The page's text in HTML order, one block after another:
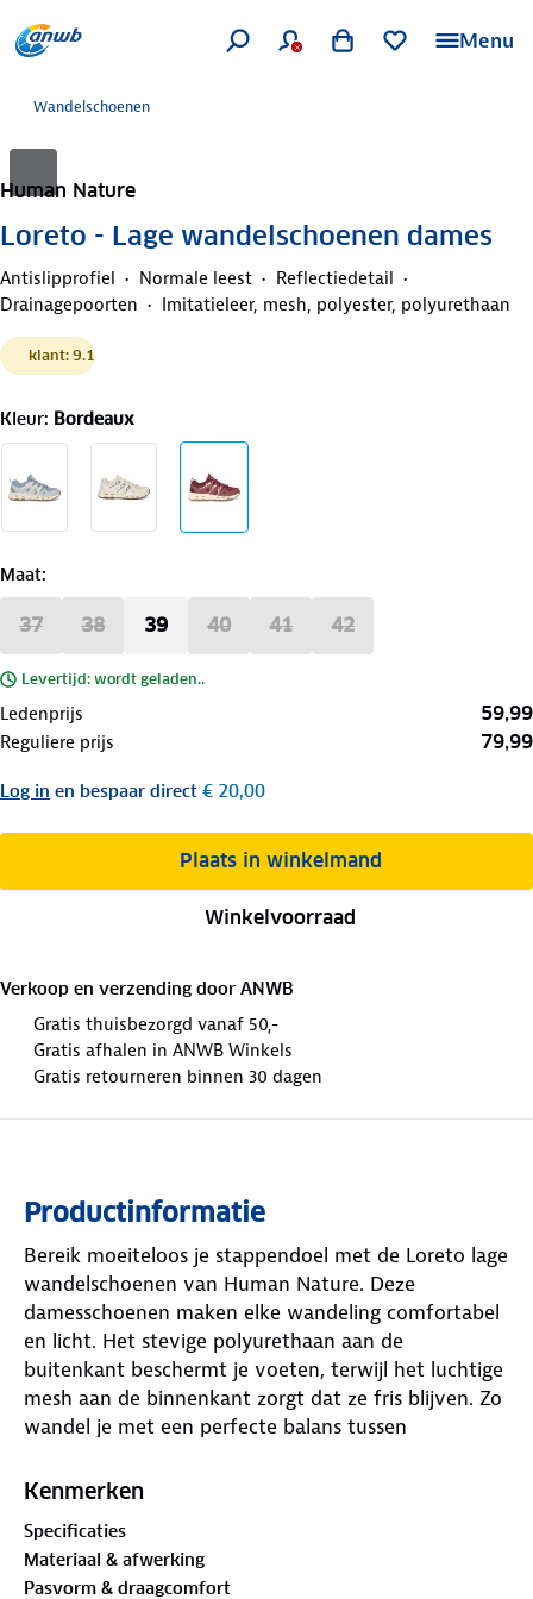
Menu
Wandelschoenen
Human Nature
Loreto - Lage wandelschoenen dames
Antislipprofiel Normale leest
Reflectiedetail
Drainagepoorten
Imitatieleer, mesh, polyester, polyurethaan
klant: 9.1
Kleur: Bordeaux
Maat:
37 38 39 40 41 42
Levertijd: wordt geladen..
Ledenprijs 59,99
Reguliere prijs 79,99
Log in en bespaar direct € 20,00
Plaats in winkelmand
Winkelvoorraad
Verkoop en verzending door ANWB
Gratis thuisbezorgd vanaf 50,-
Gratis afhalen in ANWB Winkels
Gratis retourneren binnen 30 dagen
Productinformatie
Bereik moeiteloos je stappendoel met de Loreto lage
wandelschoenen van Human Nature. Deze
damesschoenen maken elke wandeling comfortabel
en licht. Het stevige polyurethaan aan de
buitenkant beschermt je voeten, terwijl het luchtige
mesh aan de binnenkant zorgt dat ze fris blijven. Zo
wandel je met een perfecte balans tussen
om water door te laten en snel af te voeren via het
meshbovenwerk en de drainagepoorten in de
Kenmerken
Specificaties
Materiaal & afwerking
Pasvorm & draagcomfort